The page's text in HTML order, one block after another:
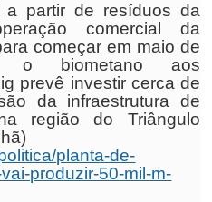
a partir de resíduos da
comercial da
começar em maio de
o biometano aos
prevê investir cerca de
da infraestrutura de
região do Triângulo
planta-de-
produzir-50-mil-m-